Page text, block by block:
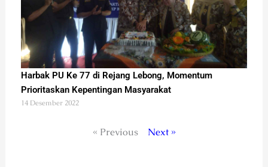
Harbak PU Ke 77 di Rejang Lebong, Momentum
Prioritaskan Kepentingan Masyarakat
14 Desember 2022
« Previous Next »